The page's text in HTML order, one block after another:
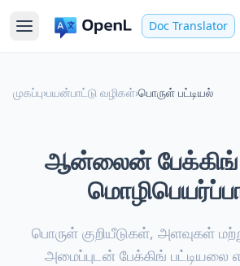
Doc Translator
முகப்பு›பயன்பாட்டு வழிகள்›பொருள் பட்டியல்
ஆன்லைன் பேக்கிங்
பொருள் குறியீடுகள், அளவுகள்
அமைப்புடன் பேக்கிங் பட்டியலை